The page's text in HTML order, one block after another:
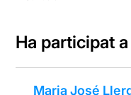
Ha participat a
Maria José